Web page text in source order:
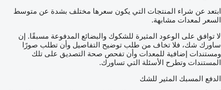
ابتعد عن شراء المنتجات التي يكون سعرها مختلف بشدة عن متوسط
السعر لمعدات مشابهة.
لا توافق على الوعود المثيرة للشكوك والبضائع المدفوعة مسبقًا. إن
ساورك شك، فلا تخاف من طلب توضيح التفاصيل وأن تطلب صورًا
ومستندات إضافية للمعدات وأن تفحص صحة التصديق على تلك
المستندات وتطرح الأسئلة التي تساورك.
الدفع المسبك المثير للشك